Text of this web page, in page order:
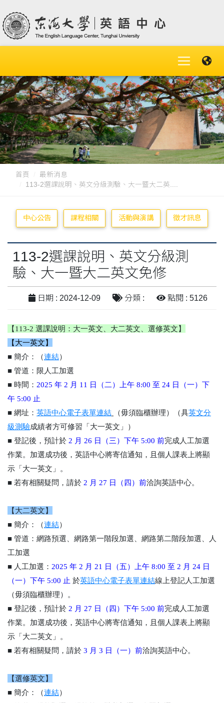
首頁
最新消息
113-2選課說明、英文分級測驗、大一暨大二英....
中心公告 課程相關 活動與演講 徵才訊息
113-2選課說明、英文分級測
驗、大一暨大二英文免修
日期 : 2024-12-09 分類 : 點閱 : 5126
【113-2 選課說明：大一英文、大二英文、選修英文】
【大一英文】
■ 簡介： （連結）
■ 管道： 限人工加選
■ 時間： 2025 年 2 月 11 日（二）上午 8:00 至 24 日（一）下
午 5:00 止
■ 網址： 英語中心電子表單連結 （毋須臨櫃辦理）（具英文分
級測驗成績者方可修習「大一英文」）
■ 登記後，預計於 2 月 26 日（三）下午 5:00 前完成人工加選
作業。加選成功後，英語中心將寄信通知，且個人課表上將顯
示「大一英文」。
■ 若有相關疑問，請於 2 月 27 日（四）前洽詢英語中心。
【大二英文】
■ 簡介： （連結）
■ 管道： 網路預選、網路第一階段加選、網路第二階段加選、人
工加選
■ 人工加選 ： 2025 年 2 月 21 日（五）上午 8:00 至 2 月 24 日
（一）下午 5:00 止 於英語中心電子表單連結線上登記人工加選
（毋須臨櫃辦理）。
■ 登記後，預計於 2 月 27 日（四）下午 5:00 前完成人工加選
作業。加選成功後，英語中心將寄信通知，且個人課表上將顯
示「大二英文」。
■ 若有相關疑問，請於 3 月 3 日（一）前洽詢英語中心。
【選修英文】
■ 簡介： （連結）